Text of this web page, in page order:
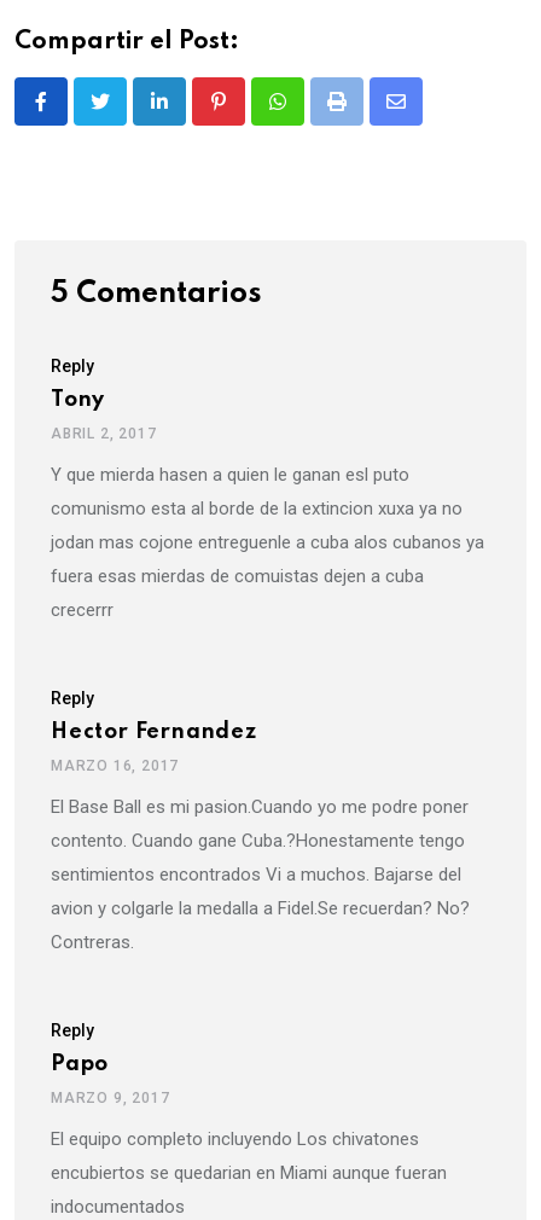
Compartir el Post:
LinkedIn PinterestWhatsappPrint
Share
5 Comentarios
Reply
Tony
ABRIL 2, 2017
Y que mierda hasen a quien le ganan esl puto
comunismo esta al borde de la extincion xuxa ya no
jodan mas cojone entreguenle a cuba alos cubanos ya
fuera esas mierdas de comuistas dejen a cuba
crecerrr
Reply
Hector Fernandez
MARZO 16, 2017
El Base Ball es mi pasion.Cuando yo me podre poner
contento. Cuando gane Cuba.?Honestamente tengo
sentimientos encontrados Vi a muchos. Bajarse del
avion y colgarle la medalla a Fidel.Se recuerdan? No?
Contreras.
Reply
Papo
MARZO 9, 2017
El equipo completo incluyendo Los chivatones
encubiertos se quedarian en Miami aunque fueran
indocumentados